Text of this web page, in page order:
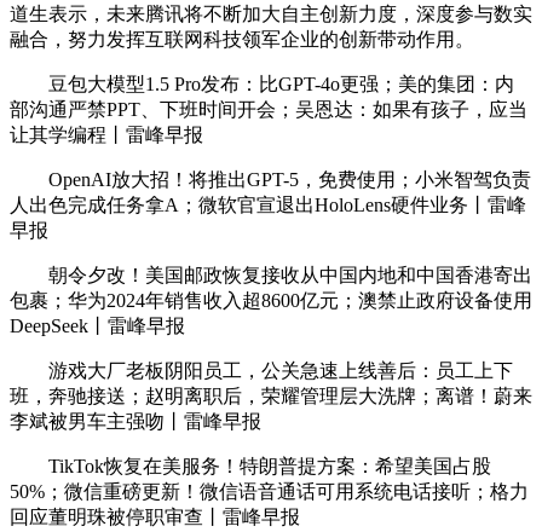
道生表示，未来腾讯将不断加大自主创新力度，深度参与数实
融合，努力发挥互联网科技领军企业的创新带动作用。
豆包大模型1.5 Pro发布：比GPT-4o更强；美的集团：内
部沟通严禁PPT、下班时间开会；吴恩达：如果有孩子，应当
让其学编程丨雷峰早报
OpenAI放大招！将推出GPT-5，免费使用；小米智驾负责
人出色完成任务拿A；微软官宣退出HoloLens硬件业务丨雷峰
早报
朝令夕改！美国邮政恢复接收从中国内地和中国香港寄出
包裹；华为2024年销售收入超8600亿元；澳禁止政府设备使用
DeepSeek丨雷峰早报
游戏大厂老板阴阳员工，公关急速上线善后：员工上下
班，奔驰接送；赵明离职后，荣耀管理层大洗牌；离谱！蔚来
李斌被男车主强吻丨雷峰早报
TikTok恢复在美服务！特朗普提方案：希望美国占股
50%；微信重磅更新！微信语音通话可用系统电话接听；格力
回应董明珠被停职审查丨雷峰早报